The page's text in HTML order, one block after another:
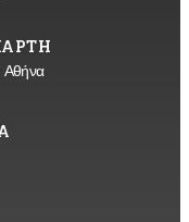
Αθήνα